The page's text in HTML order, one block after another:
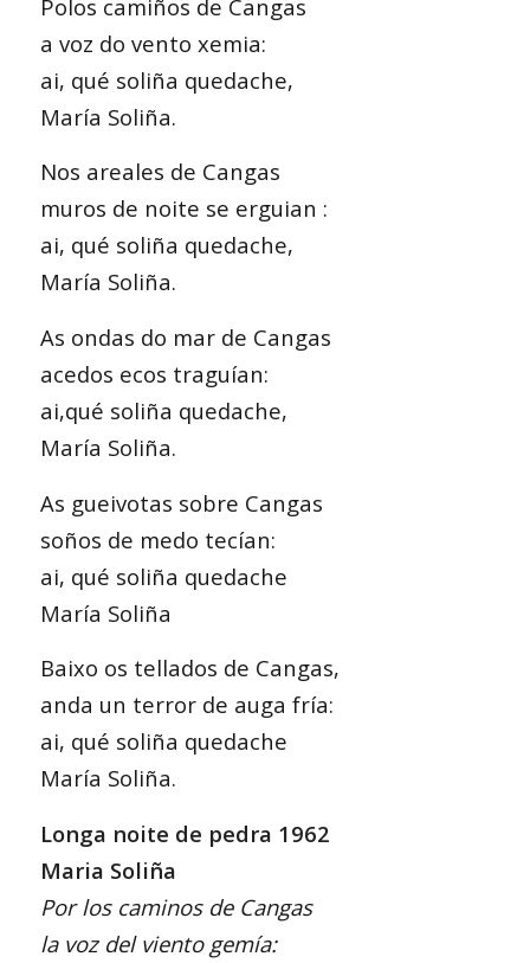
Polos camiños de Cangas
a voz do vento xemia:
ai, qué soliña quedache,
María Soliña.
Nos areales de Cangas
muros de noite se erguian :
ai, qué soliña quedache,
María Soliña.
As ondas do mar de Cangas
acedos ecos traguían:
ai,qué soliña quedache,
María Soliña.
As gueivotas sobre Cangas
soños de medo tecían:
ai, qué soliña quedache
María Soliña
Baixo os tellados de Cangas,
anda un terror de auga fría:
ai, qué soliña quedache
María Soliña.
Longa noite de pedra 1962
Maria Soliña
Por los caminos de Cangas
la voz del viento gemía: